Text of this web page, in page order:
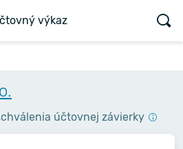
výkaz
účtovnej závierky